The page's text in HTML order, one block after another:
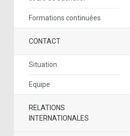
Formations continuées
CONTACT
Situation
Equipe
RELATIONS
INTERNATIONALES